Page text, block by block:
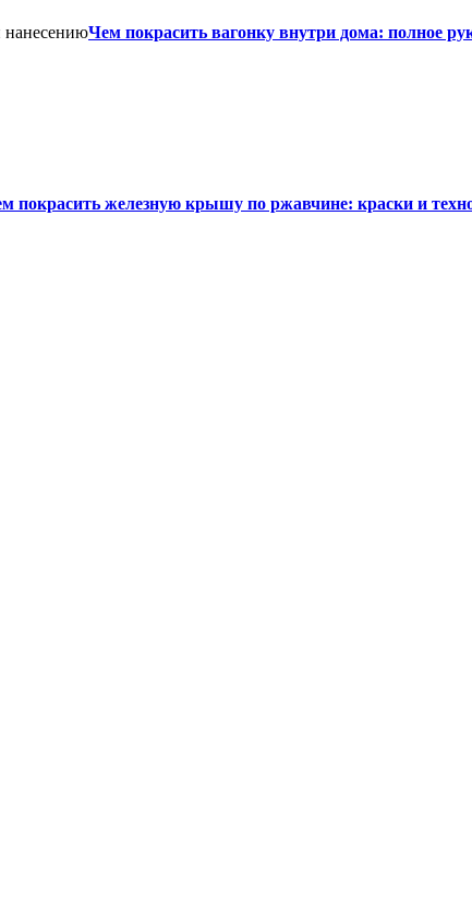
Чем покрасить вагонку внутри дома: полное
покрасить железную крышу по ржавчине: краски и